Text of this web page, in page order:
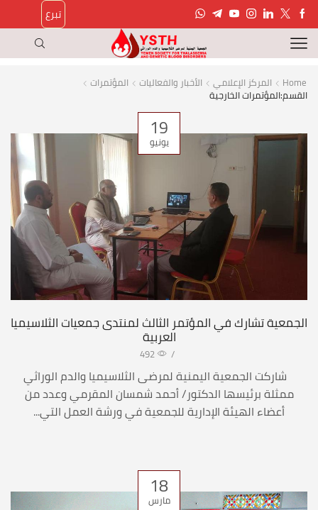
تبرع
Home المركز الإعلامي الأخبار والفعاليات المؤتمرات
القسم:المؤتمرات الخارجية
19
يونيو
الجمعية تشارك في المؤتمر الثالث لمنتدى جمعيات الثلاسيميا
العربية
/
492
شاركت الجمعية اليمنية لمرضى الثلاسيميا والدم الوراثي
ممثلة برئيسها الدكتور/ أحمد شمسان المقرمي وعدد من
أعضاء الهيئة الإدارية للجمعية في ورشة العمل التي...
18
مارس